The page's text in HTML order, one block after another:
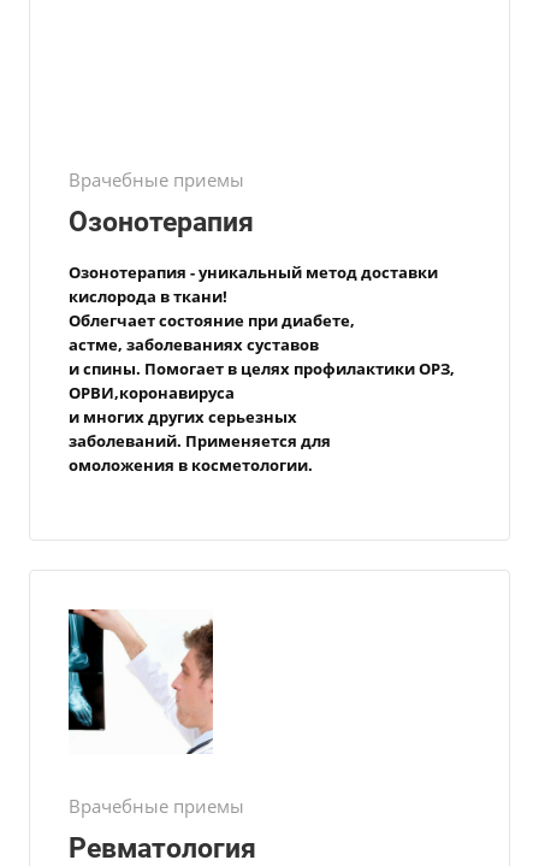
Врачебные приемы
Озонотерапия
Озонотерапия - уникальный метод доставки
кислорода в ткани!
Облегчает состояние при диабете,
астме, заболеванияхсуставов
и спины. Помогает в целях профилактики ОРЗ,
ОРВИ,коронавируса
и многих другихсерьезных
заболеваний. Применяется для
омоложения в косметологии.
Врачебные приемы
Ревматология